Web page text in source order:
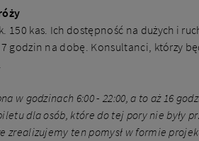
150 kas. Ich dostępność na dużych i
godzin na dobę. Konsultanci, którzy
w godzinach 6:00 - 22:00, a to aż 16
dla osób, które do tej pory nie były
zrealizujemy ten pomysł w formie